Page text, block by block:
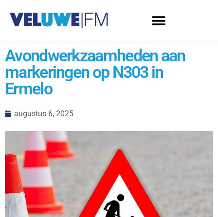
Avondwerkzaamheden aan
markeringen op N303 in
Ermelo
augustus 6, 2025